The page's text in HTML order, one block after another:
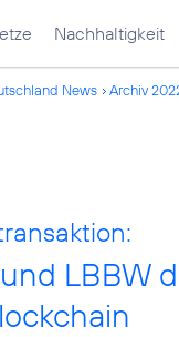
Nachhaltigkeit
News Archiv
LBBW